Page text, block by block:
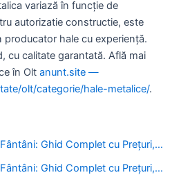
variază în funcție de
autorizatie constructie, este
hale cu experiență.
cu calitate garantată. Află mai
în Olt anunt.site —
olt/categorie/hale-metalice/.
Ghid Complet cu Prețuri,…
Ghid Complet cu Prețuri,…